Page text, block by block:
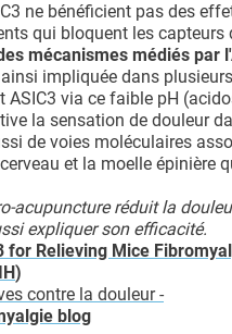
ne bénéficient pas des
qui bloquent les capteurs
mécanismes médiés par
impliquée dans
via ce faible pH
la sensation de douleur
de voies moléculaires
et la moelle épinière
acupuncture réduit la
expliquer son efficacité.
for Relieving Mice
)
contre la douleur -
blog